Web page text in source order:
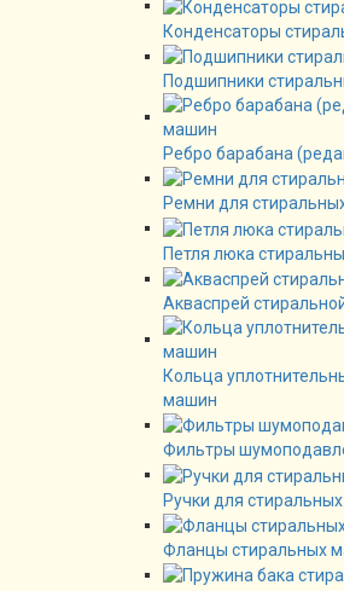
Конденсаторы
Подшипники
Ребро барабана
Ремни для
Петля люка
Акваспрей
Кольца
машин
Фильтры
Ручки для
Фланцы стиральных